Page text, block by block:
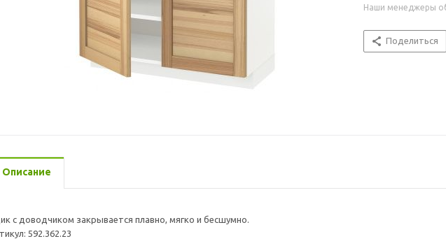
Наши менеджеры
Поделиться
Описание
с доводчиком закрывается плавно, мягко и бесшумно.
592.362.23